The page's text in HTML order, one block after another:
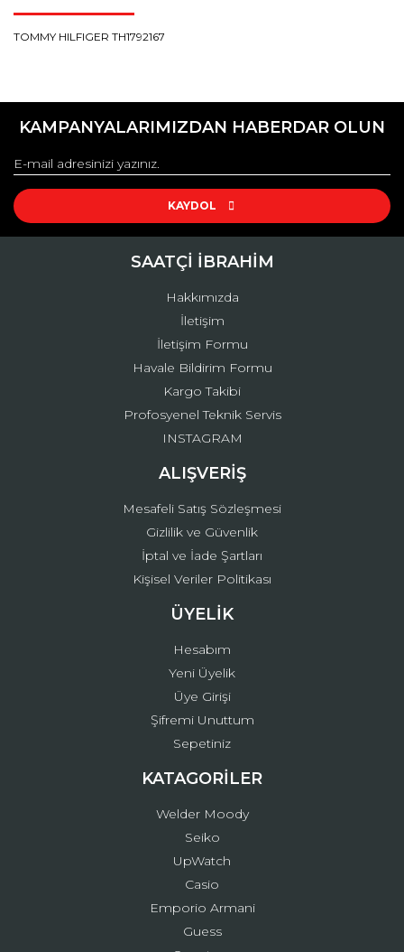
TOMMY HILFIGER TH1792167
konularda yetersiz gördüğünüz noktaları öneri formunu
Görüş ve önerileriniz için teşekkür ederiz.
Ürün resmi kalitesiz, bozuk veya görüntülenemiyor.
Ürün açıklamasında eksik bilgiler bulunuyor.
Ürün fiyatı diğer sitelerden daha pahalı.
Gönder
KAMPANYALARIMIZDAN HABERDAR OLUN
KAYDOL
SAATÇİ İBRAHİM
Hakkımızda
İletişim
İletişim Formu
Havale Bildirim Formu
Kargo Takibi
Profosyenel Teknik Servis
INSTAGRAM
ALIŞVERİŞ
Mesafeli Satış Sözleşmesi
Gizlilik ve Güvenlik
İptal ve İade Şartları
Kişisel Veriler Politikası
ÜYELİK
Hesabım
Yeni Üyelik
Üye Girişi
Şifremi Unuttum
Sepetiniz
KATAGORİLER
Welder Moody
Seiko
UpWatch
Casio
Emporio Armani
Guess